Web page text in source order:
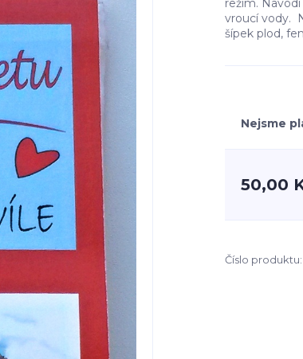
režim.
vroucí vody.
šípek plod,
Nejsme
50,00
Číslo produktu: